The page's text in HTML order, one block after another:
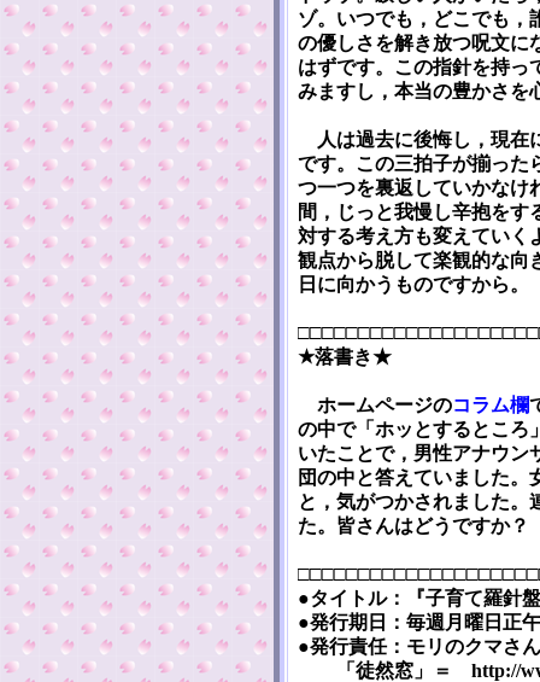
ゾ。いつでも，どこでも，
の優しさを解き放つ呪文に
はずです。この指針を持っ
みますし，本当の豊かさを
人は過去に後悔し，現在
です。この三拍子が揃った
つ一つを裏返していかなけ
間，じっと我慢し辛抱をす
対する考え方も変えていく
観点から脱して楽観的な向
日に向かうものですから。
★落書き★
ホームページのコラム欄
の中で「ホッとするところ
いたことで，男性アナウン
団の中と答えていました。
と，気がつかされました。
た。皆さんはどうですか？
●タイトル：『子育て羅針
●発行期日：毎週月曜日正
●発行責任：モリのクマさ
「徒然窓」＝ http://